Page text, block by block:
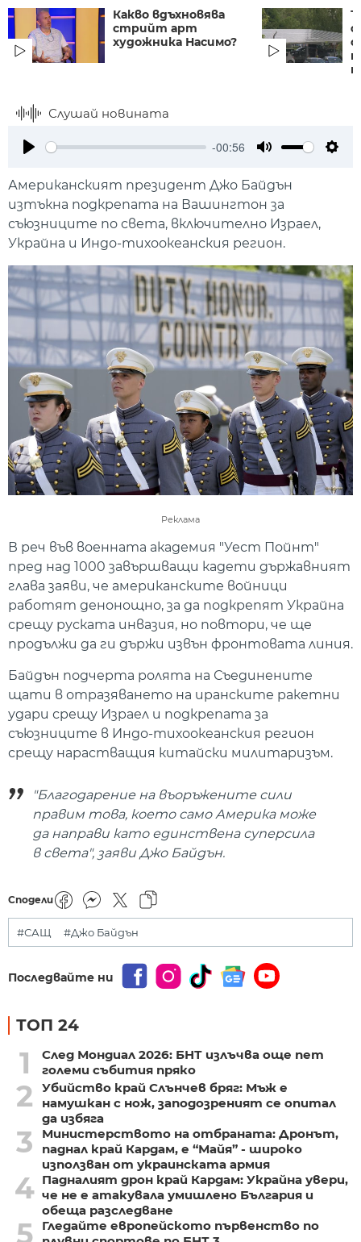
Какво вдъхновява
стрийт арт
художника Насимо?
Слушай новината
-00:56
Американският президент Джо Байдън
изтъкна подкрепата на Вашингтон за
съюзниците по света, включително Израел,
Украйна и Индо-тихоокеанския регион.
Реклама
В реч във военната академия "Уест Пойнт"
пред над 1000 завършващи кадети държавният
глава заяви, че американските войници
работят денонощно, за да подкрепят Украйна
срещу руската инвазия, но повтори, че ще
продължи да ги държи извън фронтовата линия.
Байдън подчерта ролята на Съединените
щати в отразяването на иранските ракетни
удари срещу Израел и подкрепата за
съюзниците в Индо-тихоокеанския регион
срещу нарастващия китайски милитаризъм.
"Благодарение на въоръжените сили
правим това, което само Америка може
да направи като единствена суперсила
в света", заяви Джо Байдън.
Сподели
#САЩ #Джо Байдън
Последвайте ни
ТОП 24
1
След Мондиал 2026: БНТ излъчва още пет
големи събития пряко
2
Убийство край Слънчев бряг: Мъж е
намушкан с нож, заподозреният се опитал
да избяга
3
Министерството на отбраната: Дронът,
паднал край Кардам, е “Майя” - широко
използван от украинската армия
4 Падналият дрон край Кардам: Украйна увери,
че не е атакувала умишлено България и
обеща разследване
5
Гледайте европейското първенство по